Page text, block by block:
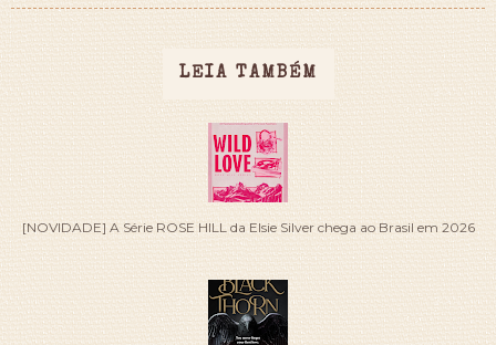
LEIA TAMBÉM
[NOVIDADE] A Série ROSE HILL da Elsie Silver chega ao Brasil em 2026